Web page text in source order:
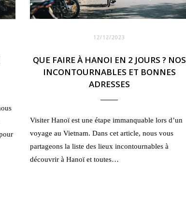
12/12/2023
QUE FAIRE À HANOI EN 2 JOURS ? NOS
INCONTOURNABLES ET BONNES
ADRESSES
Visiter Hanoï est une étape immanquable lors d’un
voyage au Vietnam. Dans cet article, nous vous
partageons la liste des lieux incontournables à
découvrir à Hanoï et toutes…